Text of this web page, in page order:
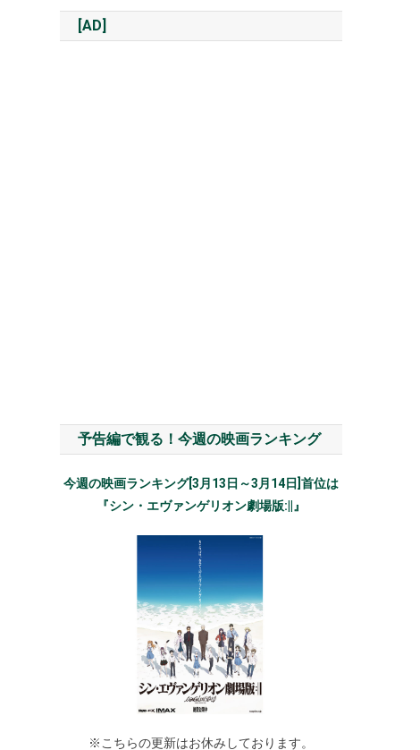
[AD]
予告編で観る！今週の映画ランキング
今週の映画ランキング[3月13日～3月14日]首位は
『シン・エヴァンゲリオン劇場版:||』
※こちらの更新はお休みしております。